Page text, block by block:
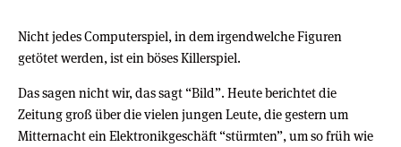
Nicht jedes Computerspiel, in dem irgendwelche Figuren
getötet werden, ist ein böses Killerspiel.
Das sagen nicht wir, das sagt “Bild”. Heute berichtet die
Zeitung groß über die vielen jungen Leute, die gestern um
Mitternacht ein Elektronikgeschäft “stürmten”, um so früh wie